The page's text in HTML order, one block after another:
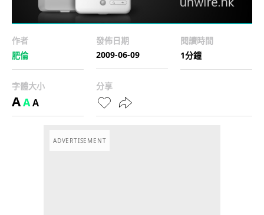
作者
肥倫
發佈日期
2009-06-09
閱讀時間
1分鐘
字體大小
AAA
分享
ADVERTISEMENT